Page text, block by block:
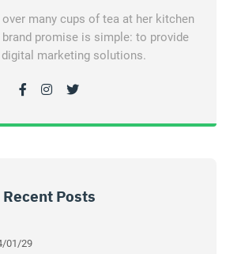
over many cups of tea at her kitchen
promise is simple: to provide
marketing solutions.
Recent Posts
01/29